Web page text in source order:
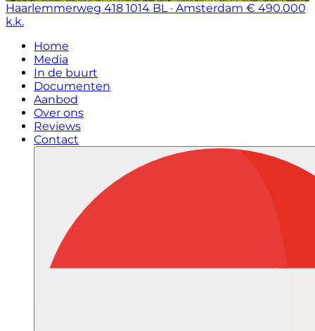
Haarlemmerweg 418 1014 BL · Amsterdam € 490.000
k.k.
Home
Media
In de buurt
Documenten
Aanbod
Over ons
Reviews
Contact